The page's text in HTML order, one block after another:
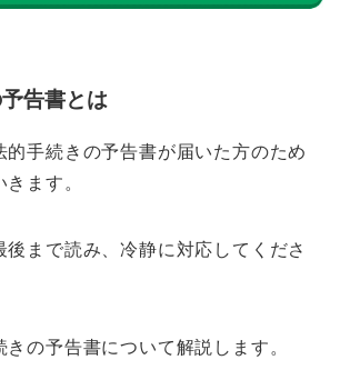
告書とは
的手続きの予告書が届いた方のため
ます。
後まで読み、冷静に対応してくださ
きの予告書について解説します。